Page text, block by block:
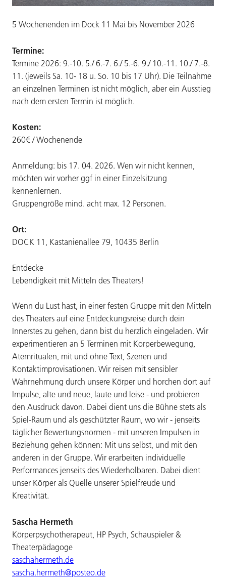
5 Wochenenden im Dock 11 Mai bis November 2026
Termine:
Termine 2026: 9.-10. 5./ 6.-7. 6./ 5.-6. 9./ 10.-11. 10./ 7.-8.
11. (jeweils Sa. 10- 18 u. So. 10 bis 17 Uhr). Die Teilnahme
an einzelnen Terminen ist nicht möglich, aber ein Ausstieg
nach dem ersten Termin ist möglich.
Kosten:
260€ / Wochenende
Anmeldung: bis 17. 04. 2026. Wen wir nicht kennen,
möchten wir vorher ggf in einer Einzelsitzung
kennenlernen.
Gruppengröße mind. acht max. 12 Personen.
Ort:
DOCK 11, Kastanienallee 79, 10435 Berlin
Entdecke
Lebendigkeit mit Mitteln des Theaters!
Wenn du Lust hast, in einer festen Gruppe mit den Mitteln
des Theaters auf eine Entdeckungsreise durch dein
Innerstes zu gehen, dann bist du herzlich eingeladen. Wir
experimentieren an 5 Terminen mit Korperbewegung,
Atemritualen, mit und ohne Text, Szenen und
Kontaktimprovisationen. Wir reisen mit sensibler
Wahrnehmung durch unsere Körper und horchen dort auf
Impulse, alte und neue, laute und leise - und probieren
den Ausdruck davon. Dabei dient uns die Bühne stets als
Spiel-Raum und als geschützter Raum, wo wir - jenseits
täglicher Bewertungsnormen - mit unseren Impulsen in
Beziehung gehen können: Mit uns selbst, und mit den
anderen in der Gruppe. Wir erarbeiten individuelle
Performances jenseits des Wiederholbaren. Dabei dient
unser Körper als Quelle unserer Spielfreude und
Kreativität.
Sascha Hermeth
Körperpsychotherapeut, HP Psych, Schauspieler &
Theaterpädagoge
saschahermeth.de
sascha.hermeth@posteo.de